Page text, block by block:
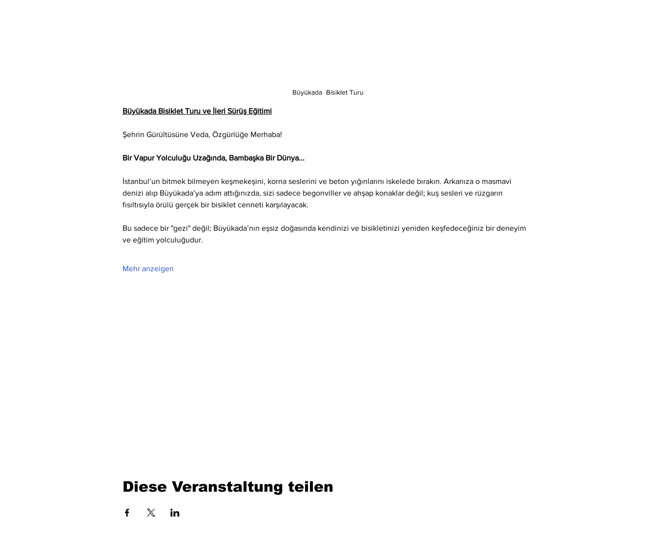
Büyükada  Bisiklet Turu
Büyükada Bisiklet Turu ve İleri Sürüş Eğitimi
Şehrin Gürültüsüne Veda, Özgürlüğe Merhaba!
Bir Vapur Yolculuğu Uzağında, Bambaşka Bir Dünya...
İstanbul’un bitmek bilmeyen keşmekeşini, korna seslerini ve beton yığınlarını iskelede bırakın. Arkanıza o masmavi
denizi alıp Büyükada’ya adım attığınızda, sizi sadece begonviller ve ahşap konaklar değil; kuş sesleri ve rüzgarın
fısıltısıyla örülü gerçek bir bisiklet cenneti karşılayacak.
Bu sadece bir "gezi" değil; Büyükada’nın eşsiz doğasında kendinizi ve bisikletinizi yeniden keşfedeceğiniz bir deneyim
ve eğitim yolculuğudur.
Mehr anzeigen
Diese Veranstaltung teilen